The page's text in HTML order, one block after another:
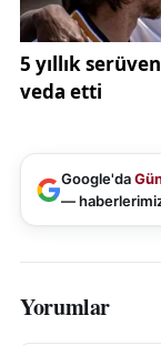
Google'da
—
Yorumlar